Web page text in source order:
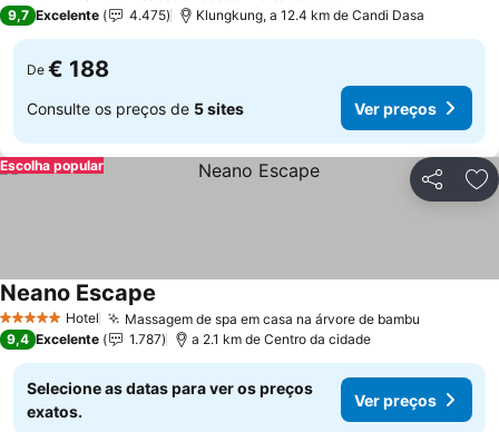
9,7 Excelente 4.475 Klungkung, a 12.4 km de Candi Dasa
De € 188
Consulte os preços de 5 sites Ver preços
Partilhar
Escolha popular
5 Estrelas Hotel Massagem de spa em casa na árvore de bambu
Neano Escape
9,4 Excelente 1.787 a 2.1 km de Centro da cidade
Selecione as datas para ver os preços
exatos.
Ver preços